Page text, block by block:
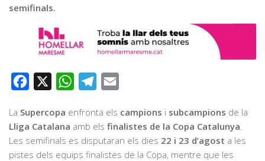
semifinals.
Facebook WhatsAppTelegram
La Supercopa enfronta els campions i subcampions de la
Lliga Catalana amb els finalistes de la Copa Catalunya
Les semifinals es disputaran els dies 22 i 23 d’agost a les
pistes dels equips finalistes de la Copa, mentre que les